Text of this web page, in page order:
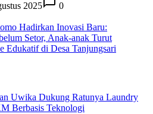
2025
0
Hadirkan Inovasi Baru:
Setor, Anak-anak Turut
Edukatif di Desa Tanjungsari
Uwika Dukung Ratunya Laundry
Berbasis Teknologi